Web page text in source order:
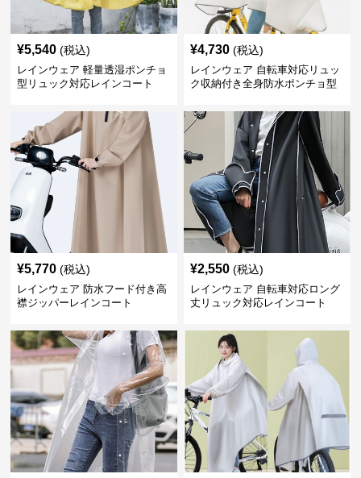
¥5,540 (税込)
レインウェア 軽量透湿ポンチョ
型リュック対応レインコート
¥4,730 (税込)
レインウェア 自転車対応リュッ
ク収納付き全身防水ポンチョ型
¥5,770 (税込)
レインウェア 防水フード付き高
襟ジッパーレインコート
¥2,550 (税込)
レインウェア 自転車対応ロング
丈リュック対応レインコート